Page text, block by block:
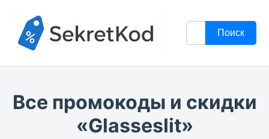
Поиск
Все промокоды и скидки
«Glasseslit»